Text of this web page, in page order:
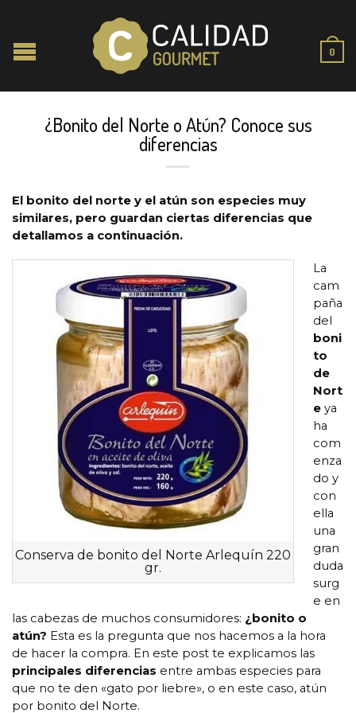
0
¿Bonito del Norte o Atún? Conoce sus
diferencias
El bonito del norte y el atún son especies muy
similares, pero guardan ciertas diferencias que
detallamos a continuación.
Conserva de bonito del Norte Arlequín 220
gr.
La
cam
paña
del
boni
to
de
Nort
e ya
ha
com
enza
do y
con
ella
una
gran
duda
surg
e en
las cabezas de muchos consumidores: ¿bonito o
atún? Esta es la pregunta que nos hacemos a la hora
de hacer la compra. En este post te explicamos las
principales diferencias entre ambas especies para
que no te den «gato por liebre», o en este caso, atún
por bonito del Norte.